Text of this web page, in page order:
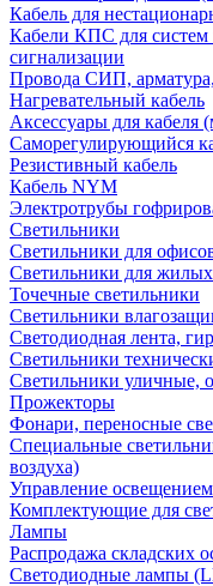
Кабель для
Кабели КПС для систем
сигнализации
Провода СИП,
Нагревательный кабель
Аксессуары для кабеля
Саморегулирующийся
Резистивный кабель
Кабель NYM
Электротрубы
Светильники
Светильники для
Светильники для
Точечные светильники
Светильники
Светодиодная лента,
Светильники
Светильники уличные,
Прожекторы
Фонари, переносные
Специальные
воздуха)
Управление
Комплектующие для
Лампы
Распродажа складских
Светодиодные лампы